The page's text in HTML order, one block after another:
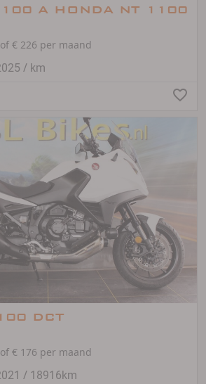
A HONDA NT 1100
of € 226 per maand
/ km
DCT
of € 176 per maand
/ 18916km